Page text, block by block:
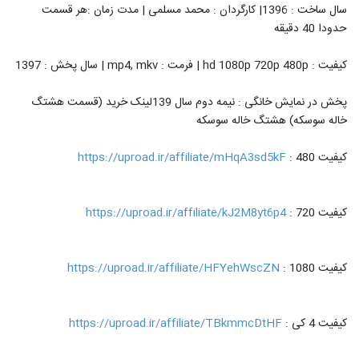
سال ساخت : 1396| کارگردان : محمد مسلمی | مدت زمان :هر قسمت
حدودا 40 دقیقه
کیفیت : hd 1080p 720p 480p | فرمت : mp4, mkv | سال پخش : 1397
پخش در نمایش خانگی : نیمه دوم سال 139لینک خرید (قسمت هشتگ
خاله سوسکه) هشتگ خاله سوسکه
کیفیت 480 :
https://uproad.ir/affiliate/mHqA3sd5kF
کیفیت 720 : https://uproad.ir/affiliate/kJ2M8yt6p4
کیفیت 1080 : https://uproad.ir/affiliate/HFYehWscZN
کیفیت 4 کی : https://uproad.ir/affiliate/TBkmmcDtHF